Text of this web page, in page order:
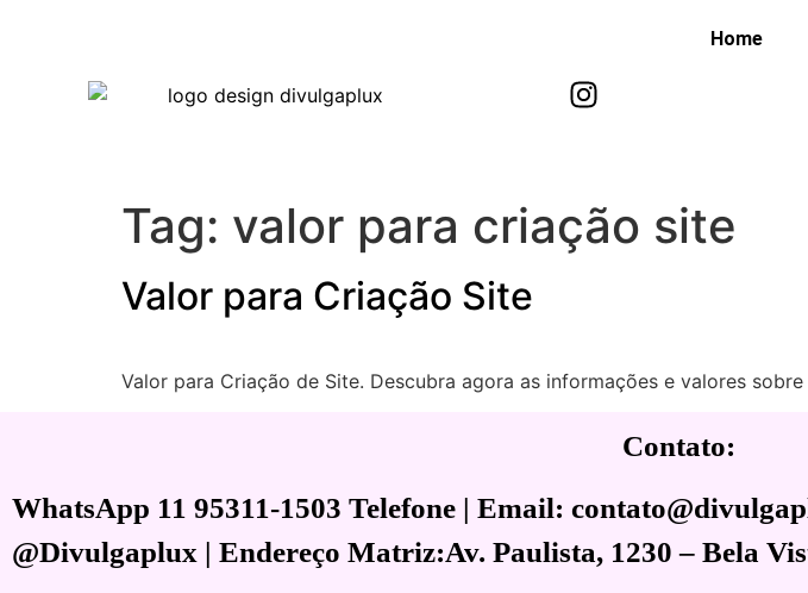
Home
Tag: valor para criação site
Valor para Criação Site
Valor para Criação de Site. Descubra agora as informações e valores
Contato:
WhatsApp 11 95311-1503 Telefone | Email:
@Divulgaplux | Endereço Matriz:Av. Paulista, 1230 – Bela